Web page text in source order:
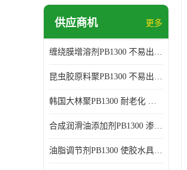
月桂醇磺基琥珀酸酯二钠
谷氨酸钠
阳离子表面活性剂
供应商机 更多
缠绕膜增溶剂PB1300 不易出现分层沉淀 应用范围广
昆虫胶原料聚PB1300 不易出现分层沉淀 耐老化
韩国大林聚PB1300 耐老化 应用范围广
合成润滑油添加剂PB1300 渗透性好 使涂料具有更高的粘度
油脂调节剂PB1300 使胶水具有更好的透明度 耐老化